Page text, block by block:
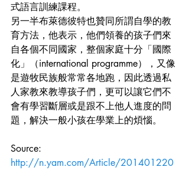
式語言訓練課程。
另一半布萊德彼特也贊同所謂自學的教
育方法，他表示，他們領養的孩子們來
自各個不同國家，整個家庭十分「國際
化」（international programme），又像
是遊牧民族般常常各地跑，因此透過私
人家教來教導孩子們，更可以讓它們不
會有學習斷層或是跟不上他人進度的問
題，解決一般小孩在學業上的煩惱。
Source:
http://n.yam.com/Article/201401220